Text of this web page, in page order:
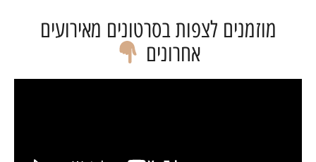
מוזמנים לצפות בסרטונים מאירועים
אחרונים